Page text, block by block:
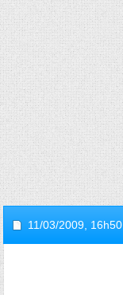
11/03/2009, 16h50